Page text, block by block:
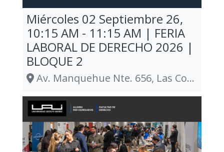
Miércoles 02 Septiembre 26,
10:15 AM - 11:15 AM | FERIA
LABORAL DE DERECHO 2026 |
BLOQUE 2
Av. Manquehue Nte. 656, Las Condes., Las Condes